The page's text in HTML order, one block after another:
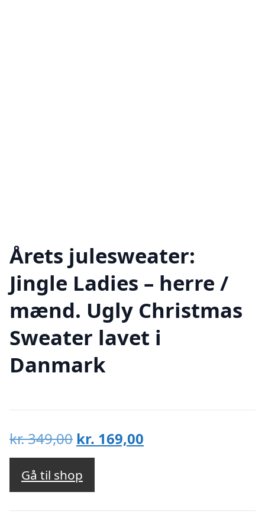
Årets julesweater:
Jingle Ladies – herre /
mænd. Ugly Christmas
Sweater lavet i
Danmark
kr.349,00 Den
oprindelige
pris
var:
kr. 349,00.
kr. 169,00
kr. 169,00.
Gå til shop